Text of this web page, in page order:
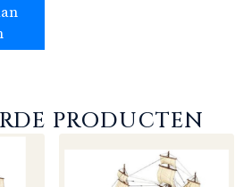
PRODUCTEN